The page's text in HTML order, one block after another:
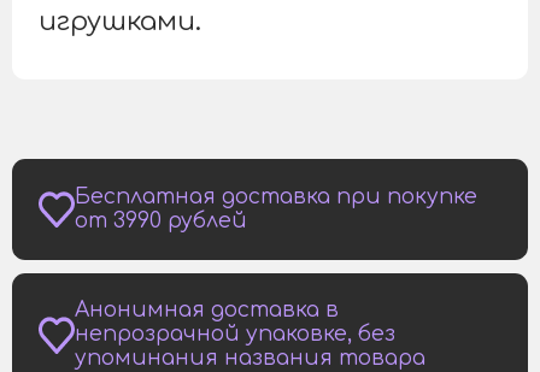
игрушками.
Бесплатная доставка при покупке
от 3990 рублей
Анонимная доставка в
непрозрачной упаковке, без
упоминания названия товара